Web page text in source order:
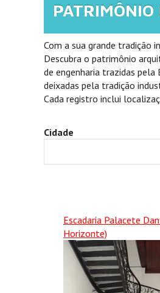
Com a sua grande tradição
Descubra o patrimônio
de engenharia trazidas
deixadas pela tradição
Cada registro inclui
Cidade
Escadaria Palacete
Horizonte)